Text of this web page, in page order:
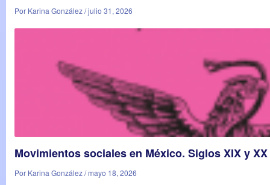
Por Karina González / julio 31, 2026
Movimientos sociales en México. Siglos XIX y XX
Por Karina González / mayo 18, 2026